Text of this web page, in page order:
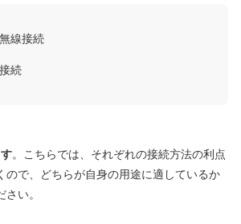
線接続
続
。こちらでは、それぞれの接続方法の利点
ので、どちらが自身の用途に適しているか
い。